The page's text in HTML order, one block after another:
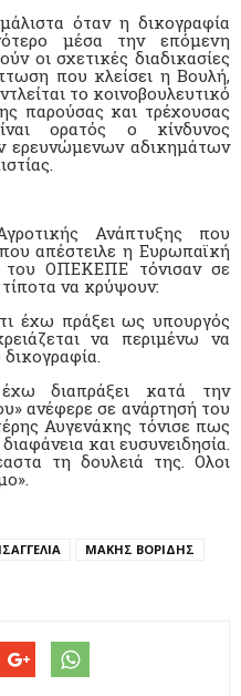
όταν η δικογραφία
μέσα την επόμενη
οι σχετικές διαδικασίες
που κλείσει η Βουλή,
το κοινοβουλευτικό
παρούσας και τρέχουσας
ορατός ο κίνδυνος
ερευνώμενων αδικημάτων
Ανάπτυξης που
απέστειλε η Ευρωπαϊκή
του ΟΠΕΚΕΠΕ τόνισαν σε
να κρύψουν:
έχω πράξει ως υπουργός
να περιμένω να
διαπράξει κατά την
ανέφερε σε ανάρτησή του
Αυγενάκης τόνισε πως
και ευσυνειδησία.
τη δουλειά της. Ολοι
ΜΑΚΗΣ ΒΟΡΙΔΗΣ